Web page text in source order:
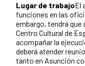
Lugar de trabajoEl
funciones en las
embargo, tendrá
Centro Cultural de
acompañar la
deberá atender
tanto en Asunción